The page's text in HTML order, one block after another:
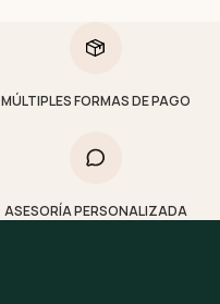
MÚLTIPLES FORMAS DE PAGO
ASESORÍA PERSONALIZADA